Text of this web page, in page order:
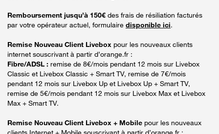
Remboursement jusqu’à 150€ des frais de résiliation facturés
par votre opérateur actuel, formulaire disponible ici.
Remise Nouveau Client Livebox pour les nouveaux clients
internet souscrivant à partir d’orange.fr :
Fibre/ADSL : remise de 8€/mois pendant 12 mois sur Livebox
Classic et Livebox Classic + Smart TV, remise de 7€/mois
pendant 12 mois sur Livebox Up et Livebox Up + Smart TV,
remise de 5€/mois pendant 12 mois sur Livebox Max et Livebox
Max + Smart TV.
Remise Nouveau Client Livebox + Mobile pour les nouveaux
clients Internet + Mobile souscrivant à partir d’orange.fr :